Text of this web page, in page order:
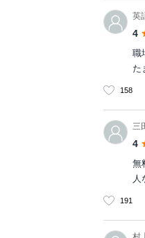
英
4
職
た
158
三
4
無
人
191